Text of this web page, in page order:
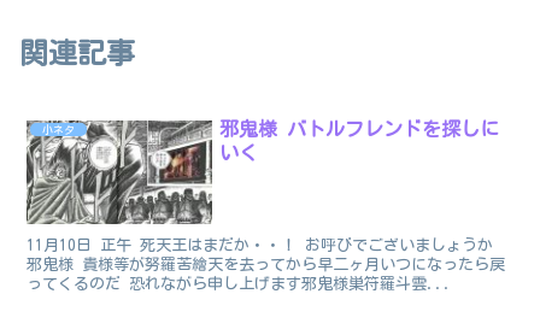
関連記事
小ネタ
邪鬼様 バトルフレンドを探しに
いく
11月10日 正午 死天王はまだか・・！ お呼びでございましょうか
邪鬼様 貴様等が努羅苦繪天を去ってから早二ヶ月いつになったら戻
ってくるのだ 恐れながら申し上げます邪鬼様巣符羅斗雲...